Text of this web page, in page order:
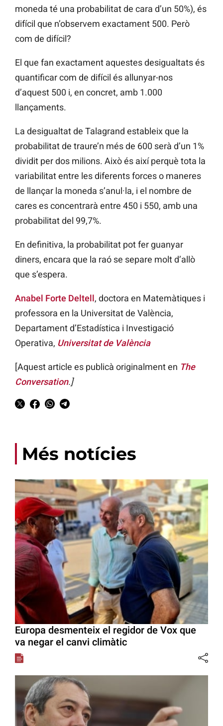
moneda té una probabilitat de cara d’un 50%), és
difícil que n’observem exactament 500. Però
com de difícil?
El que fan exactament aquestes desigualtats és
quantificar com de difícil és allunyar-nos
d’aquest 500 i, en concret, amb 1.000
llançaments.
La desigualtat de Talagrand estableix que la
probabilitat de traure’n més de 600 serà d’un 1%
dividit per dos milions. Això és així perquè tota la
variabilitat entre les diferents forces o maneres
de llançar la moneda s’anul·la, i el nombre de
cares es concentrarà entre 450 i 550, amb una
probabilitat del 99,7%.
En definitiva, la probabilitat pot fer guanyar
diners, encara que la raó se separe molt d’allò
que s’espera.
Anabel Forte Deltell, doctora en Matemàtiques i
professora en la Universitat de València,
Departament d’Estadística i Investigació
Operativa, Universitat de València
[Aquest article es publicà originalment en The
Conversation.]
Més notícies
Europa desmenteix el regidor de Vox que
va negar el canvi climàtic